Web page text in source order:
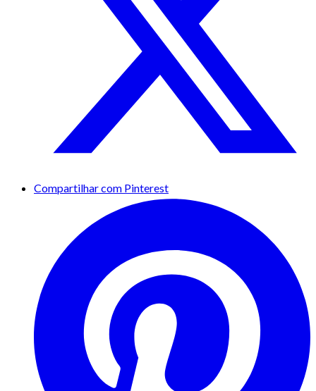
Compartilhar com Pinterest